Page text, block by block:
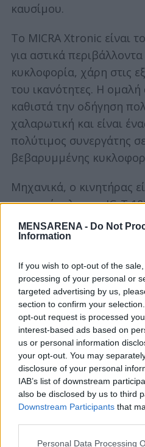
MENSARENA - Do Not
Information
If you wish to opt-out of the
processing of your personal or
targeted advertising by us,
section to confirm your
opt-out request is processed
interest-based ads based on
us or personal information
your opt-out. You may
disclosure of your personal
IAB’s list of downstream
also be disclosed by us to third
Downstream Participants that
Personal Data Processing
καυσίμου.
Το MICRA Xtronic είναι
για αστικά
κυκλοφορία, χάρη στις
του ικανότητες. Η
καθιστά την οδήγηση
χαλαρωτική και είναι
πολύτιμος συνεργάτης
βεβαρυμμένης
Μηχανικά, ο κινητήρας
με το σύνολο του IG-T
με το χειροκίνητο
ίδια τεχνικά